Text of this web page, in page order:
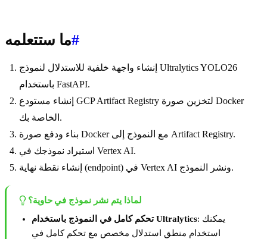
ما ستتعلمه#
إنشاء واجهة خلفية للاستدلال لنموذج Ultralytics YOLO26
باستخدام FastAPI.
إنشاء مستودع GCP Artifact Registry لتخزين صورة Docker
الخاصة بك.
بناء ودفع صورة Docker مع النموذج إلى Artifact Registry.
استيراد نموذجك في Vertex AI.
إنشاء نقطة نهاية (endpoint) في Vertex AI ونشر النموذج.
لماذا يتم نشر نموذج في حاوية؟
تحكم كامل في النموذج باستخدام Ultralytics: يمكنك
استخدام منطق استدلال مخصص مع تحكم كامل في